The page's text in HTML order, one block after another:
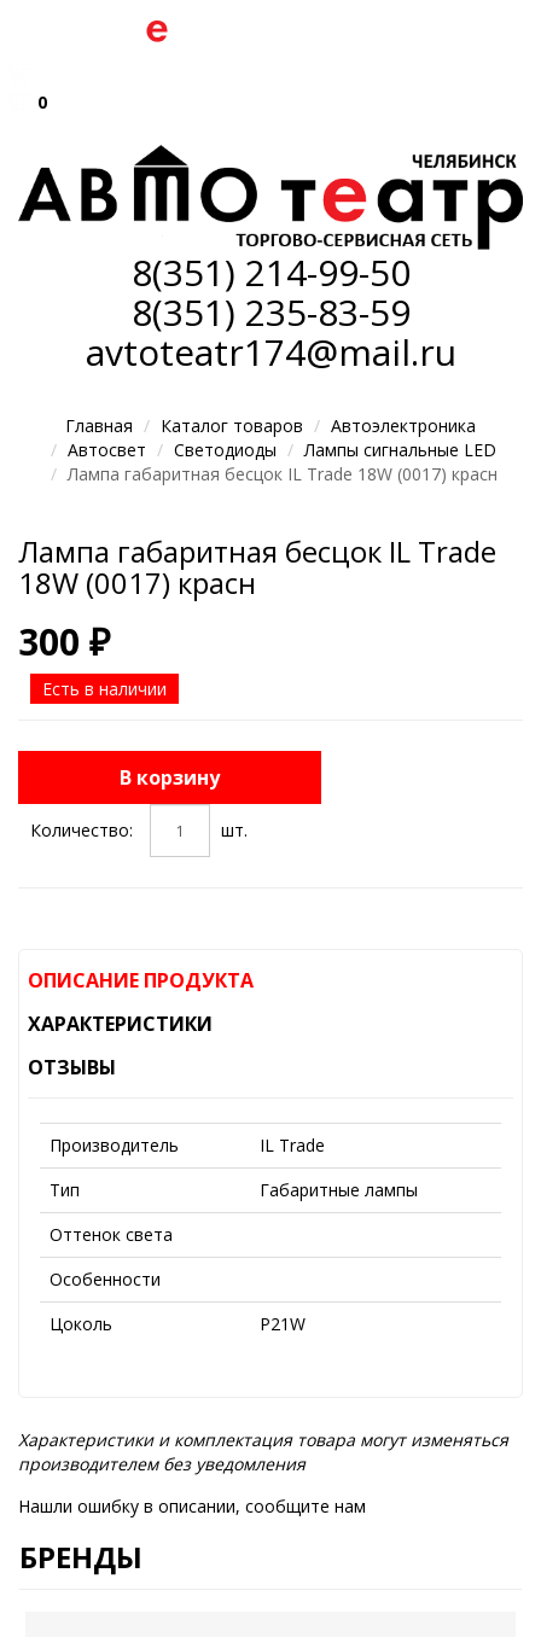
0
8(351) 214-99-50
8(351) 235-83-59
avtoteatr174@mail.ru
Главная Каталог товаров
Автоэлектроника
Автосвет
Светодиоды
Лампы сигнальные LED
Лампа габаритная бесцок IL Trade 18W (0017) красн
Лампа габаритная бесцок IL Trade
18W (0017) красн
300 ₽
Есть в наличии
В корзину
Количество: шт.
ОПИСАНИЕ ПРОДУКТА
ХАРАКТЕРИСТИКИ
ОТЗЫВЫ
Производитель
IL Trade
Тип
Габаритные лампы
Оттенок света
Особенности
Цоколь
P21W
Характеристики и комплектация товара могут изменяться
производителем без уведомления
Нашли ошибку в описании, сообщите нам
БРЕНДЫ